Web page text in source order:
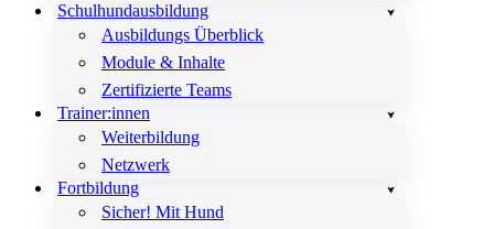
Schulhundausbildung
Ausbildungs Überblick
Module & Inhalte
Zertifizierte Teams
Trainer:innen
Weiterbildung
Netzwerk
Fortbildung
Sicher! Mit Hund